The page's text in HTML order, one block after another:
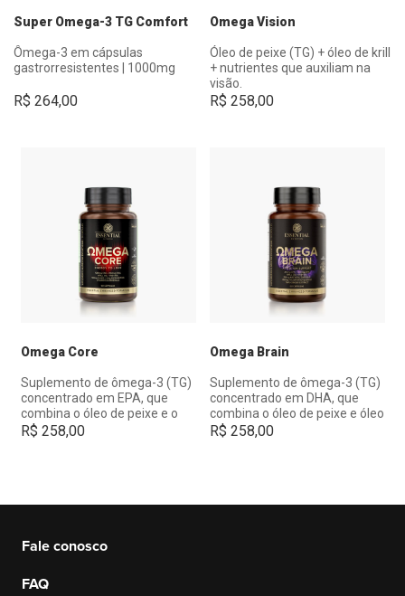
Super Omega-3 TG Comfort
Ômega-3 em cápsulas
gastrorresistentes | 1000mg
R$ 264,00
Omega Vision
Óleo de peixe (TG) + óleo de krill
+ nutrientes que auxiliam na
visão.
R$ 258,00
Omega Core
Suplemento de ômega-3 (TG)
concentrado em EPA, que
combina o óleo de peixe e o
óleo de krill com astaxantina,
R$ 258,00
Omega Brain
Suplemento de ômega-3 (TG)
concentrado em DHA, que
combina o óleo de peixe e óleo
de krill com fosfatidilserina,
R$ 258,00
Fale conosco
FAQ